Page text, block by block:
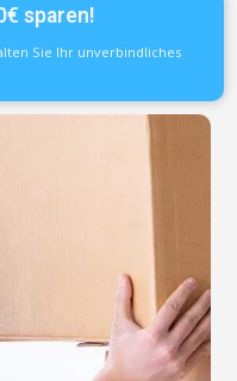
sparen!
Sie Ihr unverbindliches